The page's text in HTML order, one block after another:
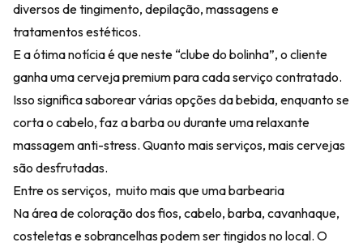
diversos de tingimento, depilação, massagens e
tratamentos estéticos.
E a ótima notícia é que neste “clube do bolinha”, o cliente
ganha uma cerveja premium para cada serviço contratado.
Isso significa saborear várias opções da bebida, enquanto se
corta o cabelo, faz a barba ou durante uma relaxante
massagem anti-stress. Quanto mais serviços, mais cervejas
são desfrutadas.
Entre os serviços, muito mais que uma barbearia
Na área de coloração dos fios, cabelo, barba, cavanhaque,
costeletas e sobrancelhas podem ser tingidos no local. O